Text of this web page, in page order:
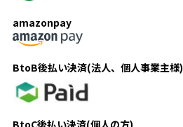
amazonpay
BtoB後払い決済(法人、個人事業主様)